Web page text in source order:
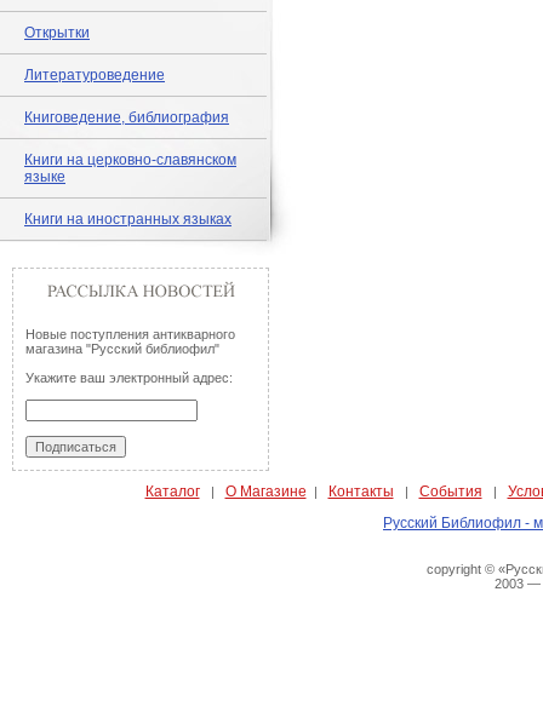
Открытки
Литературоведение
Книговедение, библиография
Книги на церковно-славянском
языке
Книги на иностранных языках
Новые поступления антикварного
магазина "Русский библиофил"
Укажите ваш электронный адрес:
Каталог| О Магазине | Контакты | События |
Русский Библиофил -
copyright ©
2003 —